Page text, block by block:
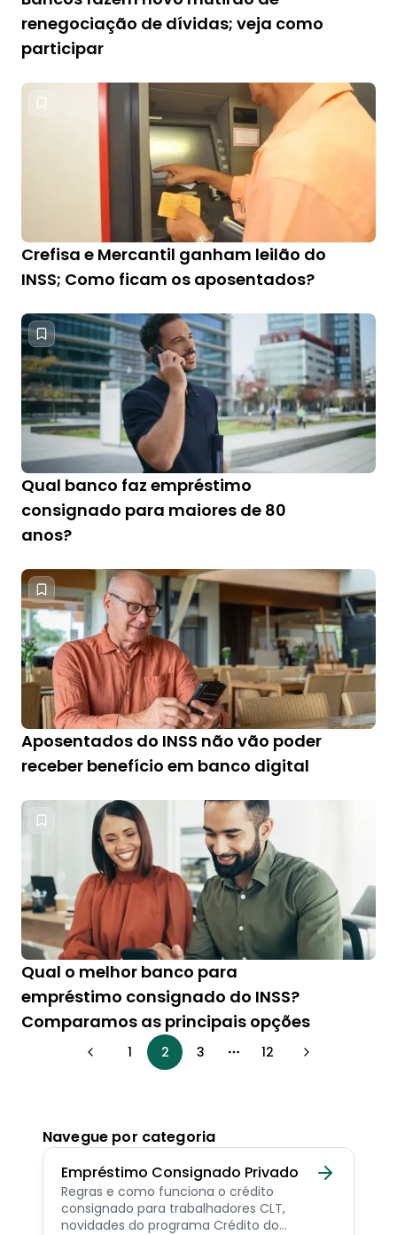
renegociação de dívidas; veja como
participar
Crefisa e Mercantil ganham leilão do
INSS; Como ficam os aposentados?
Qual banco faz empréstimo
consignado para maiores de 80
anos?
Aposentados do INSS não vão poder
receber benefício em banco digital
Qual o melhor banco para
empréstimo consignado do INSS?
Comparamos as principais opções
1 2 3 More pages
12
Navegue por categoria
Empréstimo Consignado Privado
Regras e como funciona o crédito
consignado para trabalhadores CLT,
novidades do programa Crédito do